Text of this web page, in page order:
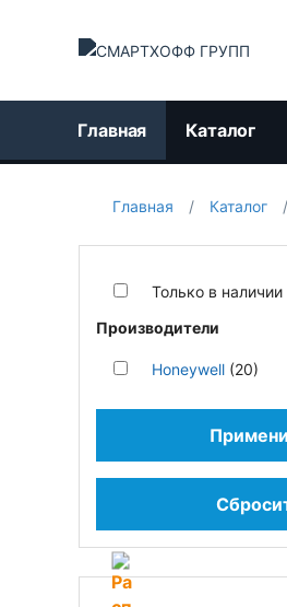
Главная Каталог
Главная / Каталог /
Только в наличии
Производители
Honeywell (20)